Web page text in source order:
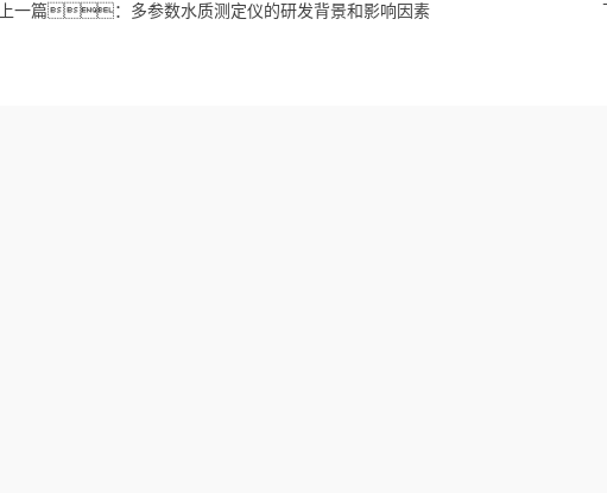
上一篇： 多参数水质测定仪的研发背景和影响因素